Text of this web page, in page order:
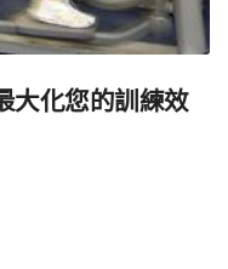
大化您的訓練效